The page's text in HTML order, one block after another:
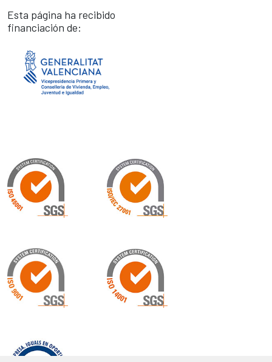
Esta página ha recibido
financiación de: